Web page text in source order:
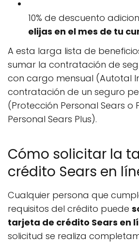
10% de descuento
elijas en el mes de tu
A esta larga lista de
sumar la contratación de
con cargo mensual (Autotal
contratación de un seguro
(Protección Personal Sears o
Personal Sears Plus).
Cómo solicitar la
crédito Sears en
Cualquier persona que
requisitos del crédito puede
tarjeta de crédito Sears en
solicitud se realiza